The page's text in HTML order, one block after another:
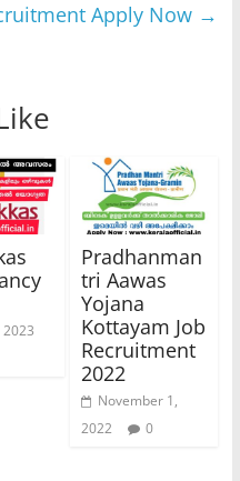
Apply Now →
Pradhanman
tri Aawas
Yojana
Kottayam Job
Recruitment
2022
November 1,
2022
0